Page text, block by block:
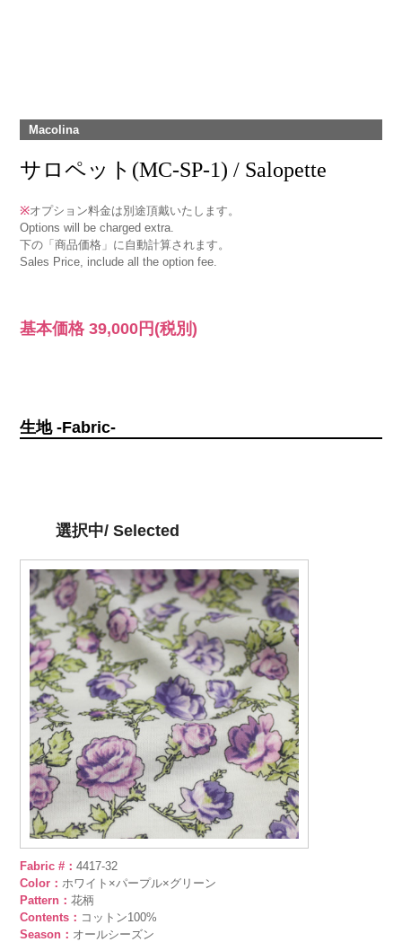
Macolina
サロペット(MC-SP-1) / Salopette
※オプション料金は別途頂戴いたします。
Options will be charged extra.
下の「商品価格」に自動計算されます。
Sales Price, include all the option fee.
基本価格39,000円 (税別)
生地 -Fabric-
選択中/ Selected
Fabric #：4417-32
Color：ホワイト×パープル×グリーン
Pattern：花柄
Contents： コットン100%
Season： オールシーズン